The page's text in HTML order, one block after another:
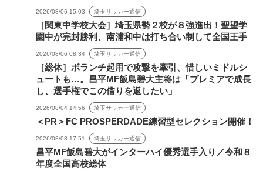
2026/08/06 15:03 埼玉サッカー通信
［関東中学校大会］埼玉県勢２校が８強進出！聖望学
園中が完封勝利、南浦和中は打ち合い制して全国王手
2026/08/06 08:34 埼玉サッカー通信
［総体］ボランチ起用で攻撃を牽引、惜しいミドルシ
ュートも…。昌平MF飯島碧大主将は「プレミアで成長
し、選手権でこの借りを返したい」
2026/08/04 14:56 埼玉サッカー通信
＜PR＞FC PROSPERDADE練習型セレクション開催！
2026/08/03 17:51 埼玉サッカー通信
昌平MF飯島碧大がインターハイ優秀選手入り／令和８
年度全国高校総体